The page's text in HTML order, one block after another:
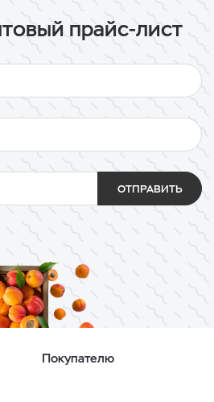
прайс-лист
ОТПРАВИТЬ
Покупателю